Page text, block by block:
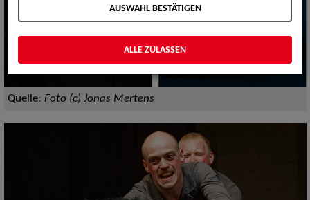
Quelle: Foto (c) Jonas Mertens
AUSWAHL BESTÄTIGEN
ALLE ZULASSEN